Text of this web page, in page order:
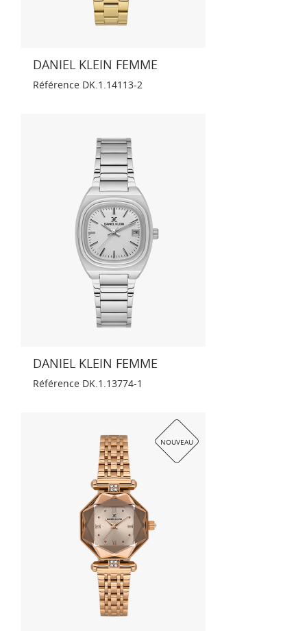
DANIEL KLEIN FEMME
Référence DK.1.14113-2
DANIEL KLEIN FEMME
Référence DK.1.13774-1
NOUVEAU